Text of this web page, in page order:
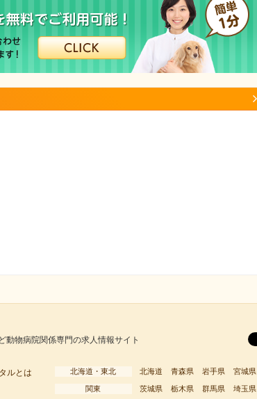
動物病院関係専門の求人情報サイト
ルとは
北海道・東北 北海道 青森県 岩手県 宮城県
関東 茨城県 栃木県 群馬県 埼玉県